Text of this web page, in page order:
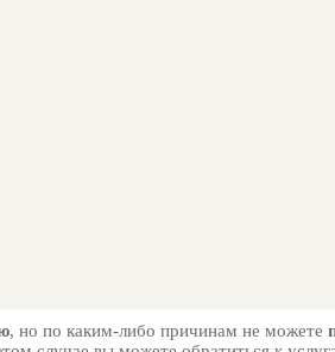
, но по каким-либо причинам не можете